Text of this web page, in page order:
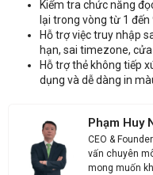
Kiểm tra chức năng
lại trong vòng từ 1 đến
Hỗ trợ việc truy nhập
hạn, sai timezone,
Hỗ trợ thẻ không tiếp
dụng và dễ dàng in
Phạm Huy
CEO & Founder
vấn chuyên
mong muốn